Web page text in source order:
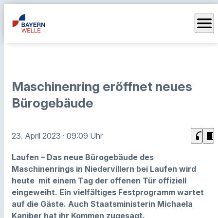
menu
Maschinenring eröffnet neues
Bürogebäude
23. April 2023 · 09:09 Uhr headphones chrome_reader_mode
Laufen – Das neue Bürogebäude des
Maschinenrings in Niedervillern bei Laufen wird
heute mit einem Tag der offenen Tür offiziell
eingeweiht. Ein vielfältiges Festprogramm wartet
auf die Gäste. Auch Staatsministerin Michaela
Kaniber hat ihr Kommen zugesagt.